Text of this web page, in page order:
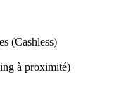
(Cashless)
à proximité)